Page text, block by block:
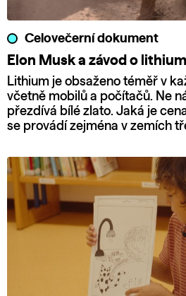
Celovečerní dokument
Elon Musk a závod o lithium
Lithium je obsaženo téměř v
včetně mobilů a počítačů. Ne
přezdívá bílé zlato. Jaká je
se provádí zejména v zemích